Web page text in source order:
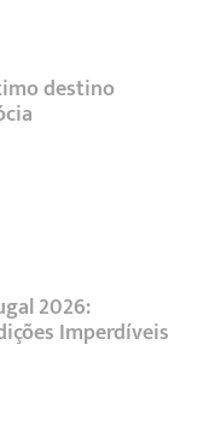
destino
2026:
Imperdíveis